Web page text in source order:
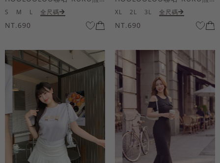
S M L 全尺碼
NT.690
XL 2L 3L 全尺碼
NT.690